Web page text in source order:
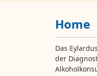
Home
Das
der